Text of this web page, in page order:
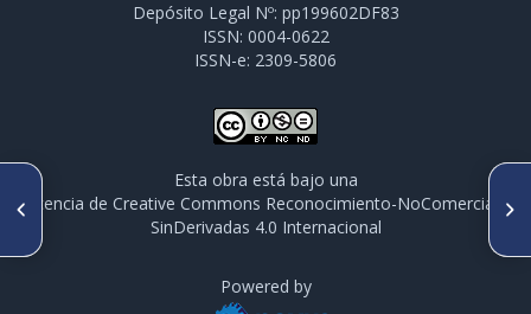
ARTÍCULO ANTERIOR
P228/S4-P38 ESTADO DE
NUTRICIÓN Y SEGURIDAD
DESARROLLO (CEMADE) A DOS
SIGUIENTE ARTÍCULO
230/S4-P40 INFLUENCE OF
TEMPERATURE AND SLICE
PHYTOCHEMICAL PROPERTIES
OF GREEN BANANA FLOUR
Depósito Legal Nº: pp199602DF83
ISSN: 0004-0622
ISSN-e: 2309-5806
Esta obra está bajo una
licencia de Creative Commons Reconocimiento-NoComercial-
SinDerivadas 4.0 Internacional
Powered by